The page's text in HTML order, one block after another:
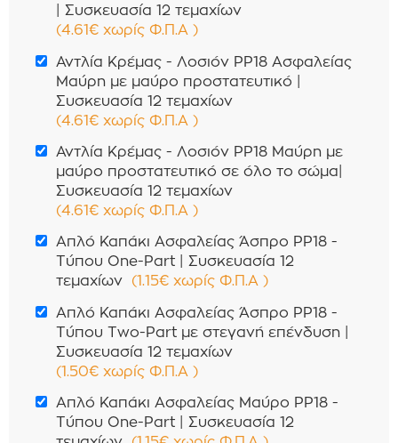
| Συσκευασία 12 τεμαχίων
(4.61€ χωρίς Φ.Π.Α )
Αντλία Κρέμας - Λοσιόν PP18 Ασφαλείας
Μαύρη με μαύρο προστατευτικό |
Συσκευασία 12 τεμαχίων
(4.61€ χωρίς Φ.Π.Α )
Αντλία Κρέμας - Λοσιόν PP18 Μαύρη με
μαύρο προστατευτικό σε όλο το σώμα|
Συσκευασία 12 τεμαχίων
(4.61€ χωρίς Φ.Π.Α )
Απλό Καπάκι Ασφαλείας Άσπρο PP18 -
Τύπου One-Part | Συσκευασία 12
τεμαχίων (1.15€ χωρίς Φ.Π.Α )
Απλό Καπάκι Ασφαλείας Άσπρο PP18 -
Τύπου Two-Part με στεγανή επένδυση |
Συσκευασία 12 τεμαχίων
(1.50€ χωρίς Φ.Π.Α )
Απλό Καπάκι Ασφαλείας Μαύρο PP18 -
Τύπου One-Part | Συσκευασία 12